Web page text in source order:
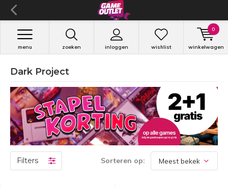
zoeken inloggen
menu wishlist winkelwagen
0
Dark Project
Filters Sorteren op: